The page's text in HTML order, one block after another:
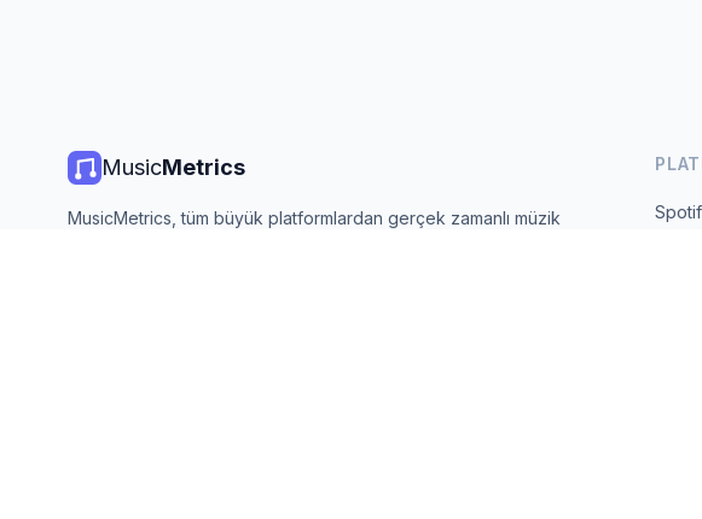
MusicMetrics
MusicMetrics, tüm büyük platformlardan gerçek zamanlı müzik